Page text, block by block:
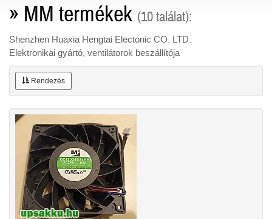
» MM termékek (10 találat):
Shenzhen Huaxia Hengtai Electonic CO. LTD.
Elektronikai gyártó, ventilátorok beszállítója
Rendezés